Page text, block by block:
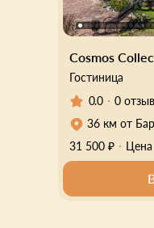
Cosmos
Гостиница
0.0
0
36 км от
31 500 ₽